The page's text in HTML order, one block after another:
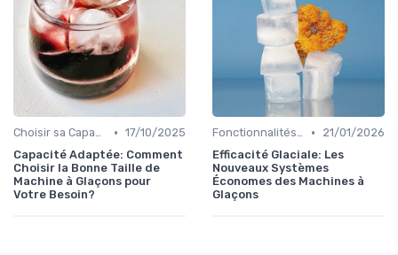
Choisir sa Capacité • 17/10/2025
Capacité Adaptée: Comment
Choisir la Bonne Taille de
Machine à Glaçons pour
Votre Besoin?
Fonctionnalités Clés •
21/01/2026
Efficacité Glaciale: Les
Nouveaux Systèmes
Économes des Machines à
Glaçons